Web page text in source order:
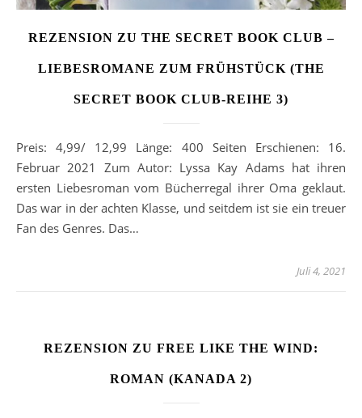
REZENSION ZU THE SECRET BOOK CLUB –
LIEBESROMANE ZUM FRÜHSTÜCK (THE
SECRET BOOK CLUB-REIHE 3)
Preis: 4,99/ 12,99 Länge: 400 Seiten Erschienen: 16.
Februar 2021 Zum Autor: Lyssa Kay Adams hat ihren
ersten Liebesroman vom Bücherregal ihrer Oma geklaut.
Das war in der achten Klasse, und seitdem ist sie ein treuer
Fan des Genres. Das…
Juli 4, 2021
REZENSION ZU FREE LIKE THE WIND:
ROMAN (KANADA 2)